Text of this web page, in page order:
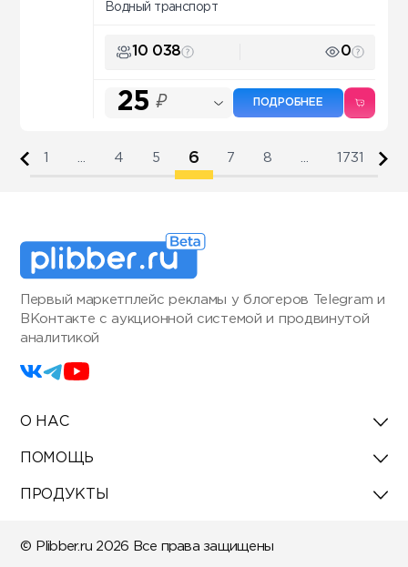
Водный транспорт
10 038 0
25 ₽ ПОДРОБНЕЕ
4 5 6 7 8 1731
Первый маркетплейс рекламы у блогеров Telegram и
ВКонтакте с аукционной системой и продвинутой
аналитикой
О НАС
ПОМОЩЬ
ПРОДУКТЫ
© Plibber.ru 2026 Все права защищены